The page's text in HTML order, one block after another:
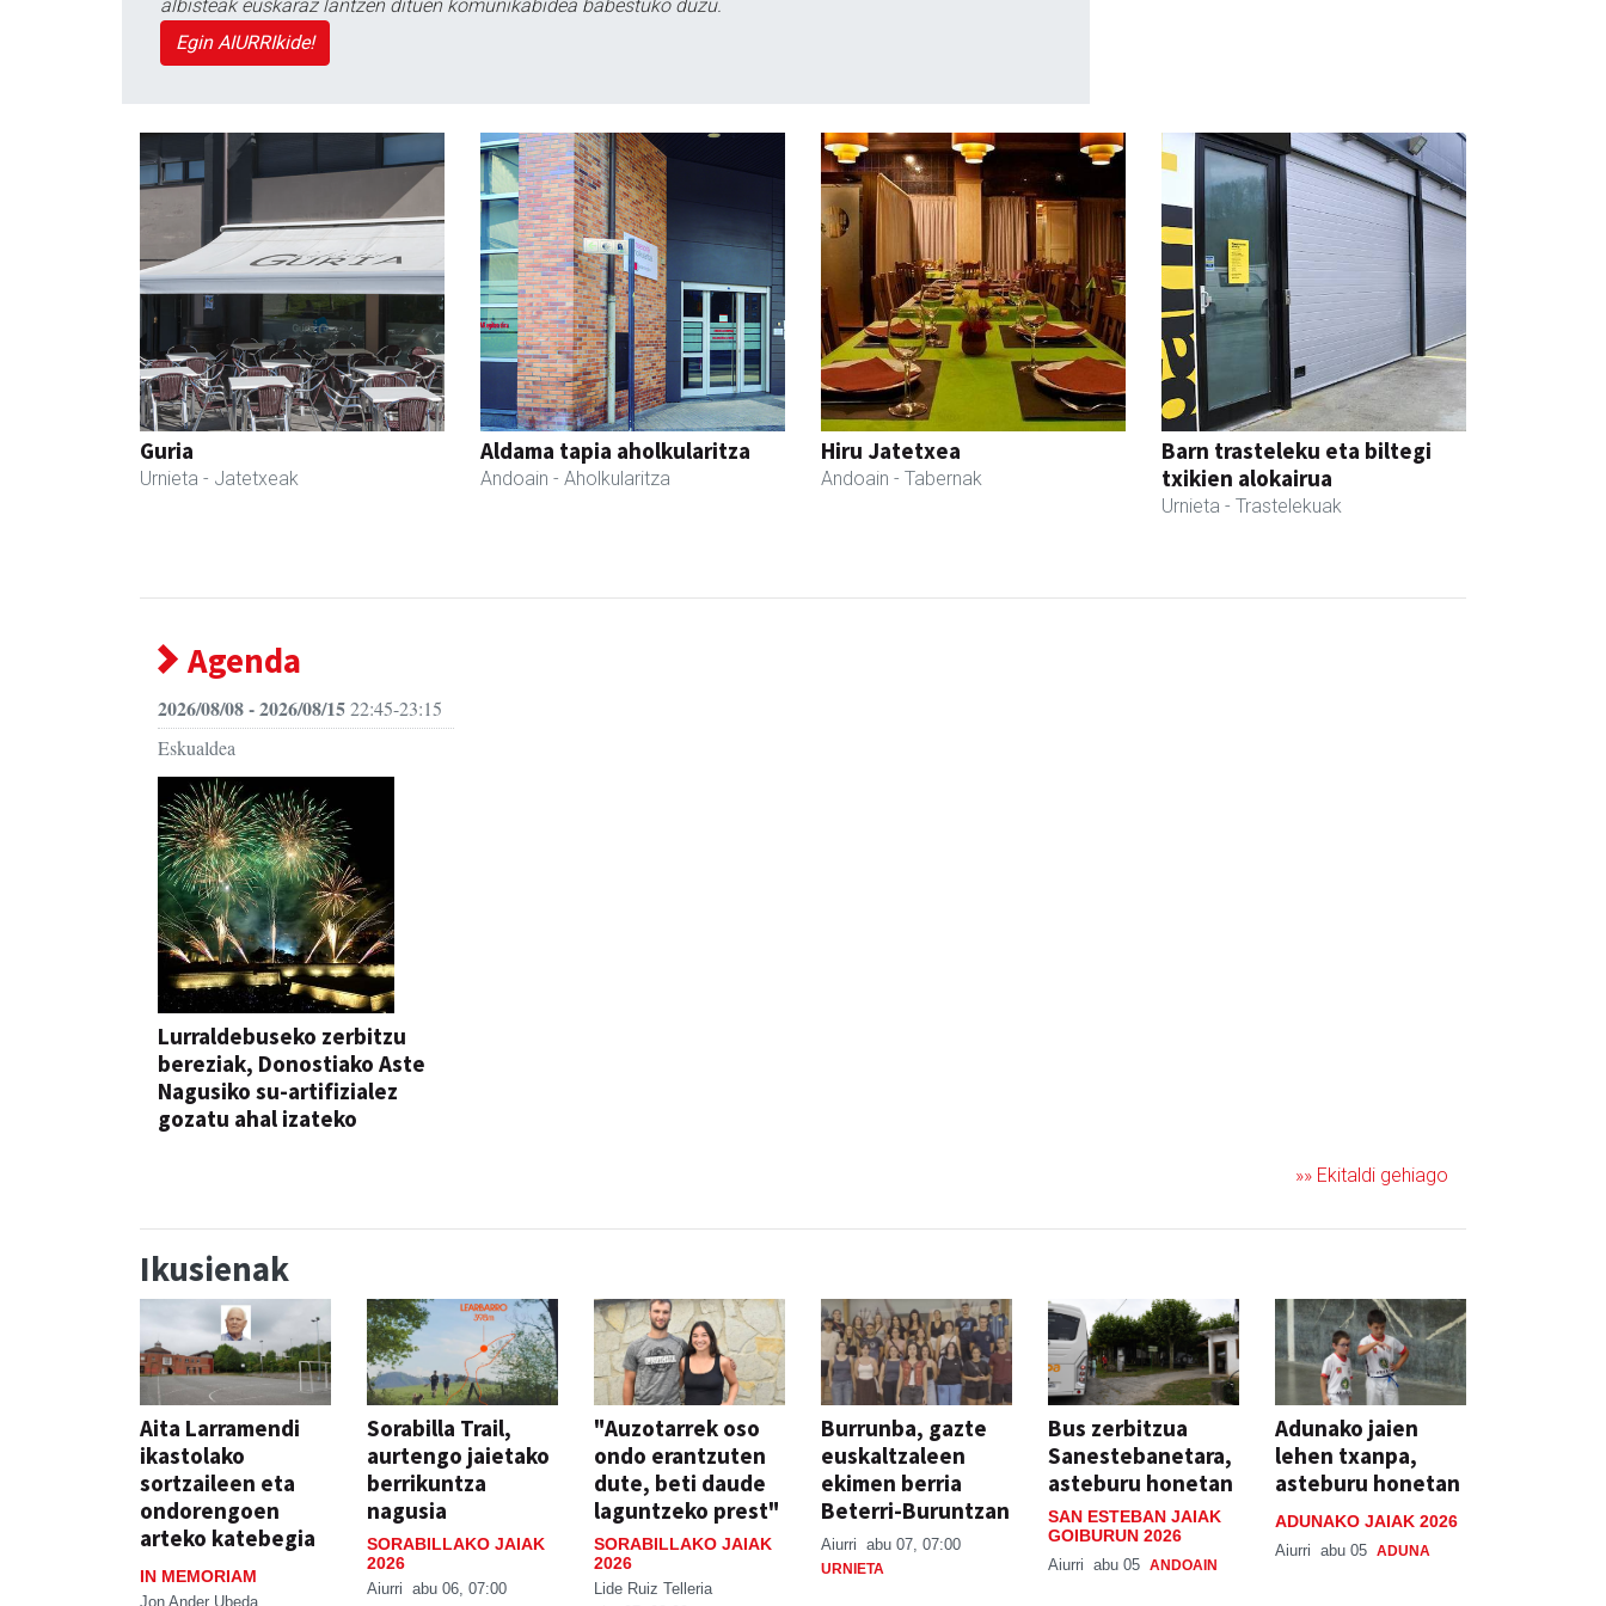
albisteak euskaraz lantzen dituen komunikabidea babestuko duzu.
Egin AIURRIkide!
Guria
Urnieta - Jatetxeak
Aldama tapia aholkularitza
Andoain - Aholkularitza
Hiru Jatetxea
Andoain - Tabernak
Barn trasteleku eta biltegi
txikien alokairua
Urnieta - Trastelekuak
Agenda
2026/08/08 - 2026/08/1522:45-23:15
Eskualdea
Lurraldebuseko zerbitzu
bereziak, Donostiako Aste
Nagusiko su-artifizialez
gozatu ahal izateko
»» Ekitaldi gehiago
Ikusienak
Aita Larramendi
ikastolako
sortzaileen eta
ondorengoen
arteko katebegia
IN MEMORIAM
Jon Ander Ubeda
Sorabilla Trail,
aurtengo jaietako
berrikuntza
nagusia
SORABILLAKO JAIAK
2026
Aiurri abu 06, 07:00
"Auzotarrek oso
ondo erantzuten
dute, beti daude
laguntzeko prest"
SORABILLAKO JAIAK
2026
Lide Ruiz Telleria
Burrunba, gazte
euskaltzaleen
ekimen berria
Beterri-Buruntzan
Aiurri abu 07, 07:00
URNIETA
Bus zerbitzua
Sanestebanetara,
asteburu honetan
SAN ESTEBAN JAIAK
GOIBURUN 2026
Aiurri abu 05 ANDOAIN
Adunako jaien
lehen txanpa,
asteburu honetan
ADUNAKO JAIAK 2026
Aiurri abu 05 ADUNA